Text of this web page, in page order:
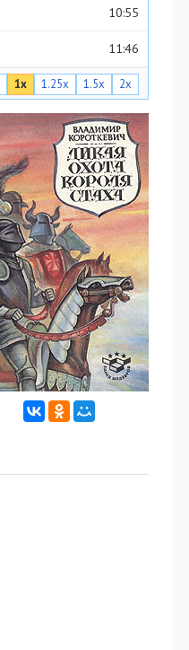
10:55
11:46
10:38
11:12
11:37
11:32
09:57
10:26
10:28
12:19
10:16
10:56
1x 1.25x 1.5x 2x